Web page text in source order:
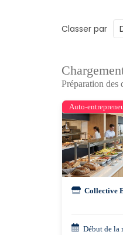
Classer par
Préparation des
Auto-
Collective
Début de la